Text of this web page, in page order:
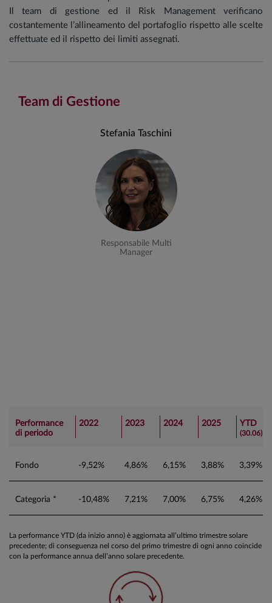
Il team di gestione ed il Risk Management verificano
costantemente l’allineamento del portafoglio rispetto alle scelte
effettuate ed il rispetto dei limiti assegnati.
Team di Gestione
Stefania Taschini
Responsabile Multi
Manager
Performance
di periodo
2022 2023 2024 2025 YTD
(30.06)
Fondo -9,52% 4,86% 6,15% 3,88% 3,39%
Categoria * -10,48% 7,21% 7,00% 6,75% 4,26%
La performance YTD (da inizio anno) è aggiornata all’ultimo trimestre solare
precedente; di conseguenza nel corso del primo trimestre di ogni anno coincide
con la performance annua dell’anno solare precedente.